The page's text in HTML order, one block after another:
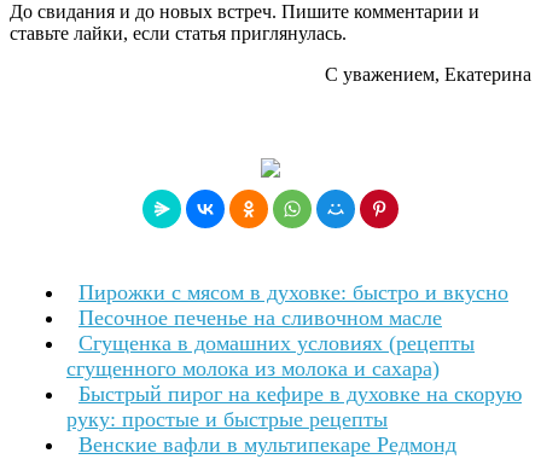
До свидания и до новых встреч. Пишите комментарии и
ставьте лайки, если статья приглянулась.
С уважением, Екатерина
Пирожки с мясом в духовке: быстро и вкусно
Песочное печенье на сливочном масле
Сгущенка в домашних условиях (рецепты
сгущенного молока из молока и сахара)
Быстрый пирог на кефире в духовке на скорую
руку: простые и быстрые рецепты
Венские вафли в мультипекаре Редмонд